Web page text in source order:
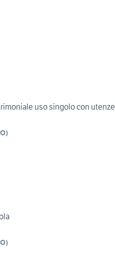
uso singolo con utenze
)
)